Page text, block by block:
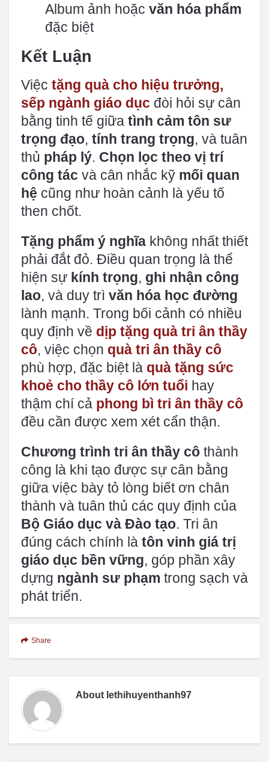
Album ảnh hoặc văn hóa phẩm
đặc biệt
Kết Luận
Việc tặng quà cho hiệu trưởng,
sếp ngành giáo dục đòi hỏi sự cân
bằng tinh tế giữa tình cảm tôn sư
trọng đạo, tính trang trọng, và tuân
thủ pháp lý. Chọn lọc theo vị trí
công tác và cân nhắc kỹ mối quan
hệ cũng như hoàn cảnh là yếu tố
then chốt.
Tặng phẩm ý nghĩa không nhất thiết
phải đắt đỏ. Điều quan trọng là thể
hiện sự kính trọng, ghi nhận công
lao, và duy trì văn hóa học đường
lành mạnh. Trong bối cảnh có nhiều
quy định về dịp tặng quà tri ân thầy
cô, việc chọn quà tri ân thầy cô
phù hợp, đặc biệt là quà tặng sức
khoẻ cho thầy cô lớn tuổi hay
thậm chí cả phong bì tri ân thầy cô
đều cần được xem xét cẩn thận.
Chương trình tri ân thầy cô thành
công là khi tạo được sự cân bằng
giữa việc bày tỏ lòng biết ơn chân
thành và tuân thủ các quy định của
Bộ Giáo dục và Đào tạo. Tri ân
đúng cách chính là tôn vinh giá trị
giáo dục bền vững, góp phần xây
dựng ngành sư phạm trong sạch và
phát triển.
Share
About lethihuyenthanh97